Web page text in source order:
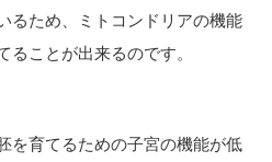
るため、ミトコンドリアの機能
ことが出来るのです。
を育てるための子宮の機能が低